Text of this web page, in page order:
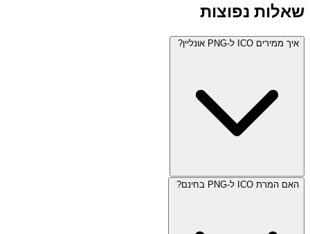
שאלות נפוצות
איך ממירים ICO ל-PNG אונליין?
האם המרת ICO ל-PNG בחינם?